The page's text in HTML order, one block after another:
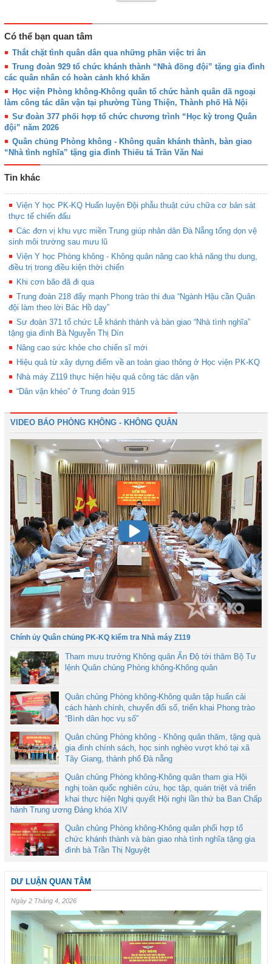
Có thể bạn quan tâm
Thắt chặt tình quân dân qua những phần việc tri ân
Trung đoàn 929 tổ chức khánh thành “Nhà đồng đội” tặng gia đình
các quân nhân có hoàn cảnh khó khăn
Học viện Phòng không-Không quân tổ chức hành quân dã ngoại
làm công tác dân vận tại phường Tùng Thiện, Thành phố Hà Nội
Sư đoàn 377 phối hợp tổ chức chương trình “Học kỳ trong Quân
đội” năm 2026
Quân chủng Phòng không - Không quân khánh thành, bàn giao
“Nhà tình nghĩa” tặng gia đình Thiếu tá Trần Văn Nai
Tin khác
Viện Y học PK-KQ Huấn luyện Đội phẫu thuật cứu chữa cơ bản sát
thực tế chiến đấu
Các đơn vị khu vực miền Trung giúp nhân dân Đà Nẵng tổng dọn vệ
sinh môi trường sau mưu lũ
Viện Y học Phòng không - Không quân nâng cao khả năng thu dung,
điều trị trong điều kiện thời chiến
Khi cơn bão đã đi qua
Trung đoàn 218 đẩy mạnh Phong trào thi đua “Ngành Hậu cần Quân
đội làm theo lời Bác Hồ dạy”
Sư đoàn 371 tổ chức Lễ khánh thành và bàn giao “Nhà tình nghĩa”
tặng gia đình Bà Nguyễn Thị Dín
Nâng cao sức khỏe cho chiến sĩ mới
Hiệu quả từ xây dựng điểm về an toàn giao thông ở Học viện PK-KQ
Nhà máy Z119 thực hiện hiệu quả công tác dân vận
“Dân vận khéo” ở Trung đoàn 915
VIDEO BÁO PHÒNG KHÔNG - KHÔNG QUÂN
Chính ủy Quân chủng PK-KQ kiểm tra Nhà máy Z119
Tham mưu trưởng Không quân Ấn Độ tới thăm Bộ Tư
lệnh Quân chủng Phòng không-Không quân
Quân chủng Phòng không-Không quân tập huấn cải
cách hành chính, chuyển đổi số, triển khai Phong trào
“Bình dân học vụ số”
Quân chủng Phòng không - Không quân thăm, tặng quà
gia đình chính sách, học sinh nghèo vượt khó tại xã
Tây Giang, thành phố Đà nẵng
Quân chủng Phòng không-Không quân tham gia Hội
nghị toàn quốc nghiên cứu, học tập, quán triệt và triển
khai thực hiện Nghị quyết Hội nghị lần thứ ba Ban Chấp
hành Trung ương Đảng khóa XIV
Quân chủng Phòng không-Không quân phối hợp tổ
chức khánh thành và bàn giao nhà tình nghĩa tặng gia
đình bà Trần Thị Nguyệt
DƯ LUẬN QUAN TÂM
Ngày 2 Tháng 4, 2026